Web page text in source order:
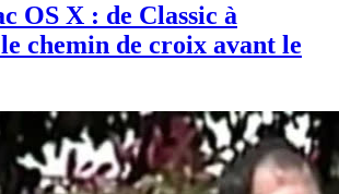
OS X : de Classic à
chemin de croix avant le